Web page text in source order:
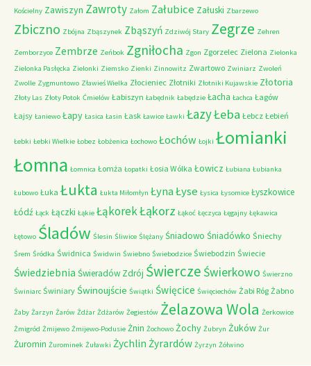
Kościelny Zawiszyn Zawroty Załom Załubice Załuski Zbarzewo
Zbiczno Zbójna Zbąszynek Zbąszyń Zdziwój Stary Zegrze Zehren
Zemborzyce Zembrze Zeńbok Zgniłocha Zgon Zgorzelec Zielona Zielonka
Zielonka Pasłęcka Zielonki Ziemsko Zienki Zinnowitz Zwartowo Zwiniarz Zwoleń
Zwolle Zygmuntowo Zławieś Wielka Złocieniec Złotniki Złotniki Kujawskie Złotoria
Złoty Las Złoty Potok Ćmielów Łabiszyn Łabędnik Łabędzie Łacha Łachca Łagów
Łajsy Łaniewo Łapy Łasica Łasin Łask Ławice Ławki ŁazyŁeba Łebcz Łebień
Łebki Łebki Wielkie Łobez Łobżenica Łochowo Łochów Łojki Łomianki
Łomna Łomnica Łomża Łopatki Łosia Wólka Łowicz Łubiana Łubianka
Łubowo Łuka Łukta Łukta Miłomłyn ŁynaŁyse Łysica Łysomice Łyszkowice
Łódź Łąck Łączki Łąkie ŁąkorekŁąkorz Łąkoć Łęczyca Łęgajny Łękawica
Łętowo Śladów Ślesin Śliwice Ślężany Śniadowo Śniadówko Śniechy
Śrem Śródka Świdnica Świdwin Świebno Świebodzice Świebodzin Świecie
Świedziebnia Świeradów Zdrój Świercze Świerkowo Świerzno
Świniarc Świniary Świnoujście Świątki Święcice Święciechów Żabi Róg Żabno
Żaby Żarzyn Żarów Żdżar Żdżarów Żegiestów Żelazowa Wola Żerkowice
Żmigród Żmijewo Żmijewo-Podusie Żnin Żochowo Żochy Żubryn Żuków Żur
Żuromin Żurominek Żuławki Żychlin Żyrardów Żyrzyn Żółwino